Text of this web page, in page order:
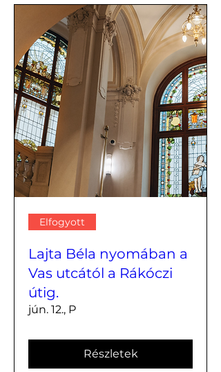
Elfogyott
Lajta Béla nyomában a
Vas utcától a Rákóczi
útig.
jún. 12., P
Részletek